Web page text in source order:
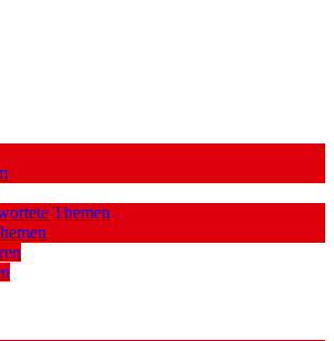
Themen